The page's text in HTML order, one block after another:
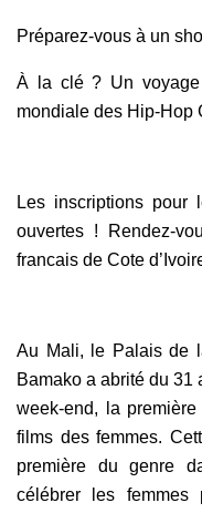
Préparez-vous à un
À la clé ? Un
mondiale des Hip-Hop
Les inscriptions pour
ouvertes ! Rendez-
francais de Cote
Au Mali, le Palais de
Bamako a abrité du 31
week-end, la
films des femmes.
première du genre
célébrer les femmes